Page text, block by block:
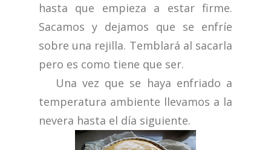
hasta que empieza a estar firme.
Sacamos y dejamos que se enfríe
sobre una rejilla. Temblará al sacarla
pero es como tiene que ser.
Una vez que se haya enfriado a
temperatura ambiente llevamos a la
nevera hasta el día siguiente.